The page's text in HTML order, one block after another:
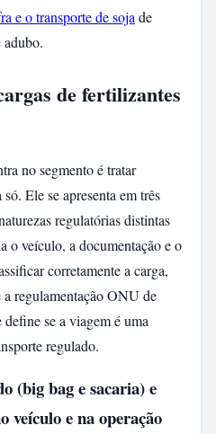
e o transporte de sojade
de fertilizantes
no segmento é tratar
Ele se apresenta em três
regulatórias distintas
o veículo, a documentação e o
corretamente a carga,
regulamentação ONU de
se a viagem é uma
regulado.
(big bag e sacaria) e
veículo e na operação